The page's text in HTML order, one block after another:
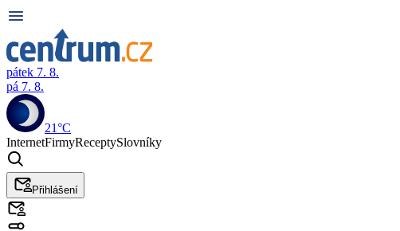
pátek 7. 8.
pá 7. 8.
21°C
InternetFirmyReceptySlovníky
Přihlášení